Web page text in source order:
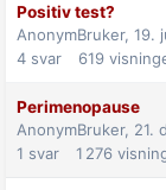
Positiv test?
AnonymBruker, 19.
4 svar 619
Perimenopause
AnonymBruker, 21.
1 svar 1 276